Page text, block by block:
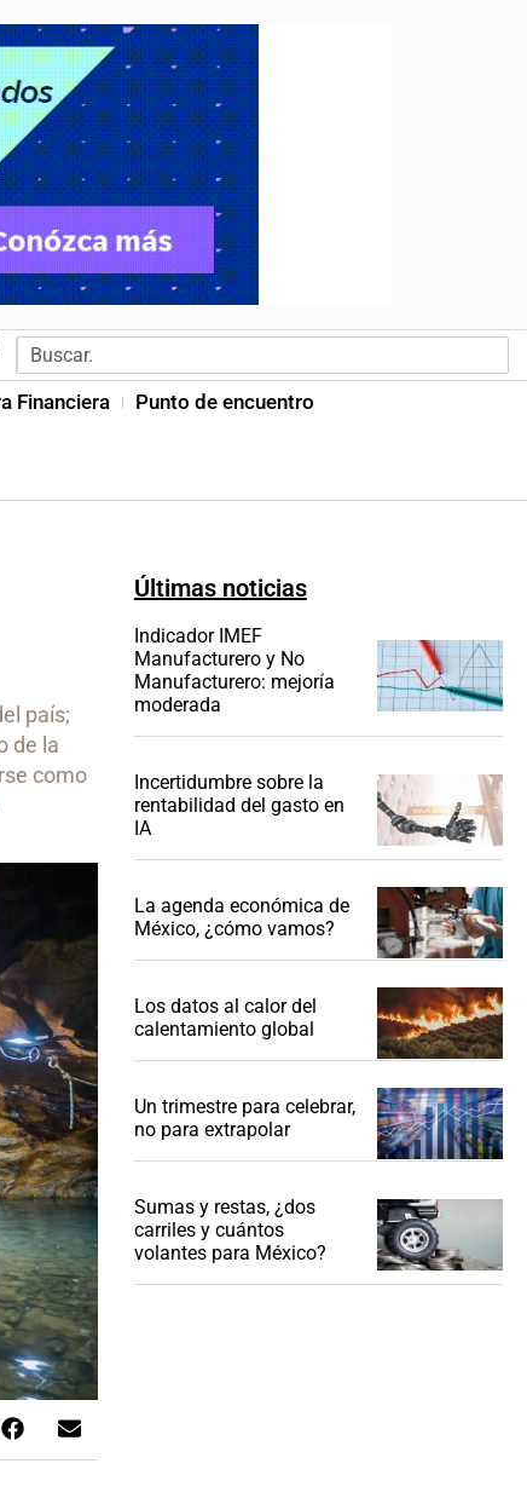
Financiera Punto de encuentro
país;
de la
como
Últimas noticias
Indicador IMEF
Manufacturero y No
Manufacturero: mejoría
moderada
Incertidumbre sobre la
rentabilidad del gasto en
IA
La agenda económica de
México, ¿cómo vamos?
Los datos al calor del
calentamiento global
Un trimestre para celebrar,
no para extrapolar
Sumas y restas, ¿dos
carriles y cuántos
volantes para México?